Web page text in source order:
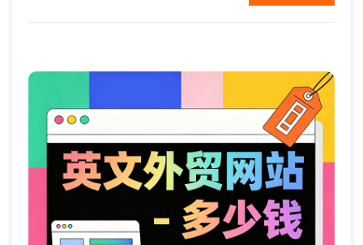
有的花哨的东西来促进销售是很诱人的，但是过于努
力实际上会产生相反的效果...